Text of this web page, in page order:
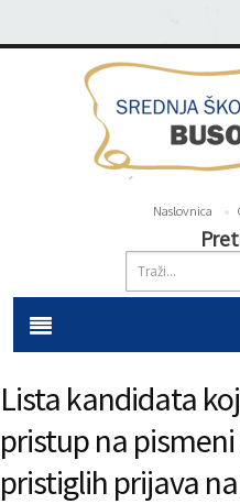
Naslovnica
Lista kandidata
pristup na
pristiglih prijava